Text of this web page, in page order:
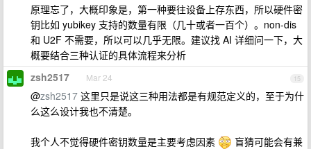
原理忘了，大概印象是，第一种要往设备上存东西，所以硬件密
钥比如 yubikey 支持的数量有限（几十或者一百个）。non-dis
和 U2F 不需要，所以可以几乎无限。建议找 AI 详细问一下，大
概要结合三种认证的具体流程来分析
15
zsh2517 Mar 24
@zsh2517 这里只是说这三种用法都是有规范定义的，至于为什
么这么设计我也不清楚。
我个人不觉得硬件密钥数量是主要考虑因素
盲猜可能会有兼